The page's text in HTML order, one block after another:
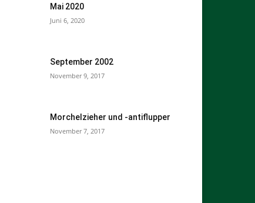
Mai 2020
Juni 6, 2020
September 2002
November 9, 2017
Morchelzieher und -antiflupper
November 7, 2017